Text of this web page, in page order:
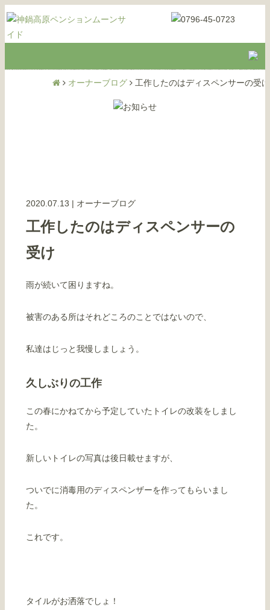
オーナーブログ 工作したのはディスペンサーの受け
2020.07.13 | オーナーブログ
工作したのはディスペンサーの
受け
雨が続いて困りますね。
被害のある所はそれどころのことではないので、
私達はじっと我慢しましょう。
久しぶりの工作
この春にかねてから予定していたトイレの改装をしまし
た。
新しいトイレの写真は後日載せますが、
ついでに消毒用のディスペンザーを作ってもらいまし
た。
これです。
タイルがお洒落でしょ！